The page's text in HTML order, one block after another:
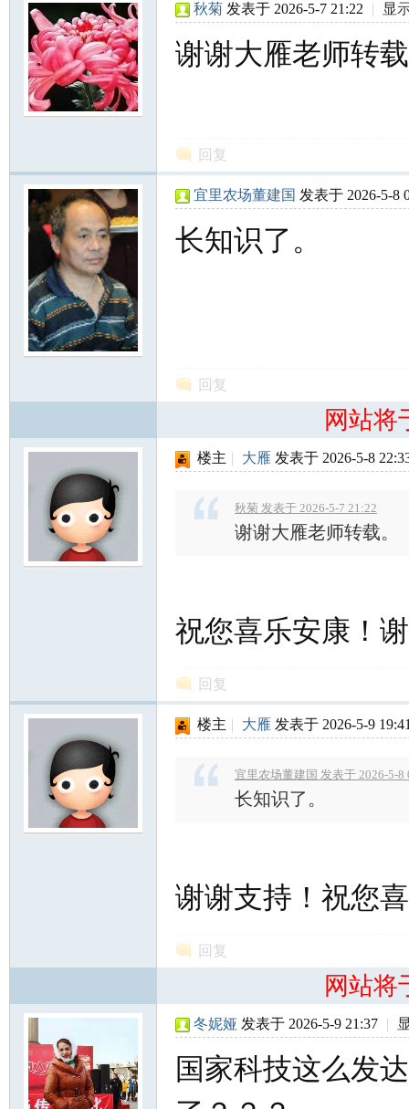
秋菊 发表于 2026-5-7 21:22 | 显
谢谢大雁老师转
回复
宜里农场董建国 发表于 2026-5-8
长知识了。
回复
网站将
楼主 | 大雁 发表于 2026-5-8
秋菊 发表于 2026-5-7 21:22
谢谢大雁老师转载。
祝您喜乐安康！
回复
楼主 | 大雁 发表于 2026-5-9
宜里农场董建国 发表于 2026-5-8
长知识了。
谢谢支持！祝您
回复
网站将
冬妮娅 发表于 2026-5-9 21:37 |
国家科技这么发